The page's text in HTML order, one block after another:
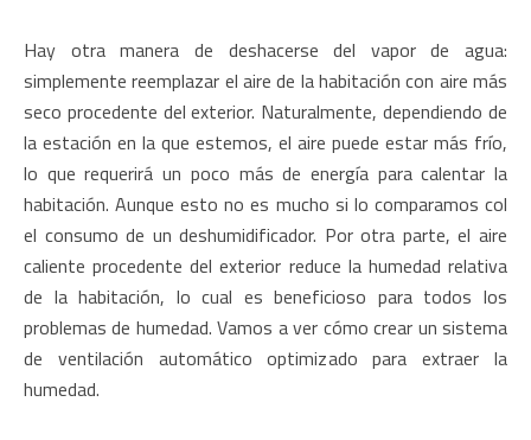
Hay otra manera de deshacerse del vapor de agua:
simplemente reemplazar el aire de la habitación con aire más
seco procedente del exterior. Naturalmente, dependiendo de
la estación en la que estemos, el aire puede estar más frío,
lo que requerirá un poco más de energía para calentar la
habitación. Aunque esto no es mucho si lo comparamos col
el consumo de un deshumidificador. Por otra parte, el aire
caliente procedente del exterior reduce la humedad relativa
de la habitación, lo cual es beneficioso para todos los
problemas de humedad. Vamos a ver cómo crear un sistema
de ventilación automático optimizado para extraer la
humedad.